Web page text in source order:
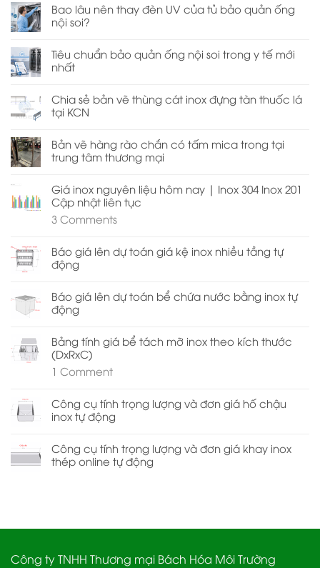
Bao lâu nên thay đèn UV của tủ bảo quản ống
nội soi?
Tiêu chuẩn bảo quản ống nội soi trong y tế mới
nhất
Chia sẻ bản vẽ thùng cát inox đựng tàn thuốc lá
tại KCN
Bản vẽ hàng rào chắn có tấm mica trong tại
trung tâm thương mại
Giá inox nguyên liệu hôm nay | Inox 304 Inox 201
Cập nhật liên tục
3 Comments
Báo giá lên dự toán giá kệ inox nhiều tầng tự
động
Báo giá lên dự toán bể chứa nước bằng inox tự
động
Bảng tính giá bể tách mỡ inox theo kích thước
(DxRxC)
1 Comment
Công cụ tính trọng lượng và đơn giá hố chậu
inox tự động
Công cụ tính trọng lượng và đơn giá khay inox
thép online tự động
Công ty TNHH Thương mại Bách Hóa Môi Trường